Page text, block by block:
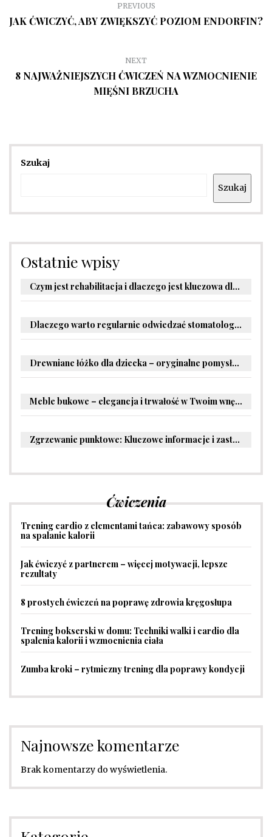
PREVIOUS
JAK ĆWICZYĆ, ABY ZWIĘKSZYĆ POZIOM ENDORFIN?
NEXT
8 NAJWAŻNIEJSZYCH ĆWICZEŃ NA WZMOCNIENIE
MIĘŚNI BRZUCHA
Szukaj
Szukaj
Ostatnie wpisy
Czym jest rehabilitacja i dlaczego jest kluczowa dla powrotu do zdrowia?
Dlaczego warto regularnie odwiedzać stomatologa?
Drewniane łóżko dla dziecka – oryginalne pomysły na aranżację pokoju malucha
Meble bukowe – elegancja i trwałość w Twoim wnętrzu
Zgrzewanie punktowe: Kluczowe informacje i zastosowania w przemyśle
Ćwiczenia
Trening cardio z elementami tańca: zabawowy sposób
na spalanie kalorii
Jak ćwiczyć z partnerem – więcej motywacji, lepsze
rezultaty
8 prostych ćwiczeń na poprawę zdrowia kręgosłupa
Trening bokserski w domu: Techniki walki i cardio dla
spalenia kalorii i wzmocnienia ciała
Zumba kroki – rytmiczny trening dla poprawy kondycji
Najnowsze komentarze
Brak komentarzy do wyświetlenia.